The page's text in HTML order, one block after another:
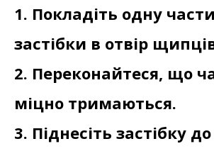
1. Покладіть одну
застібки в отвір
2. Переконайтеся, що
міцно тримаються.
3. Піднесіть застібку